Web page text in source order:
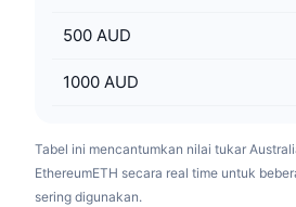
500 AUD
1000 AUD
Tabel ini mencantumkan nilai tukar
EthereumETH secara real time untuk
sering digunakan.